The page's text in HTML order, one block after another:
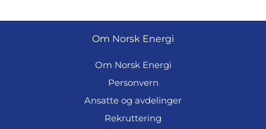
Om Norsk Energi
Om Norsk Energi
Personvern
Ansatte og avdelinger
Rekruttering